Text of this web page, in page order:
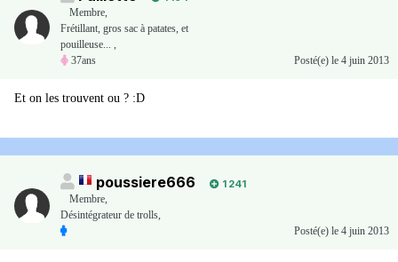
Membre,
Frétillant, gros sac à patates, et
pouilleuse... ,
37ans
Posté(e) le 4 juin 2013
Et on les trouvent ou ? :D
poussiere666
1 241
Membre,
Désintégrateur de trolls,
Posté(e) le 4 juin 2013